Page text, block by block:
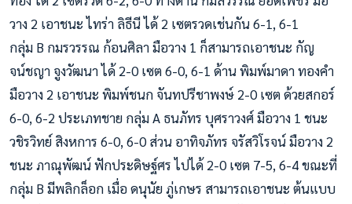
วาง 2 เอาชนะ ไทร่า ลิธีนี ได้ 2 เซตรวดเช่นกัน 6-1, 6-1
กลุ่ม B กมรวรรณ ก้อนศิลา มือวาง 1 ก็สามารถเอาชนะ กัญ
จน์ชญา จูงวัฒนา ได้ 2-0 เซต 6-0, 6-1 ด้าน พิมพ์มาดา ทองคำ
มือวาง 2 เอาชนะ พิมพ์ชนก จันทปรีชาพงษ์ 2-0 เซต ด้วยสกอร์
6-0, 6-2 ประเภทชาย กลุ่ม A ธนภัทร บุศราวงศ์ มือวาง 1 ชนะ
วชิรวิทย์ สิงหการ 6-0, 6-0 ส่วน อาทิจภัทร จรัสวิโรจน์ มือวาง 2
ชนะ ภาณุพัฒน์ ฟักประดิษฐ์ศร ไปได้ 2-0 เซต 7-5, 6-4 ขณะที่
กลุ่ม B มีพลิกล็อก เมื่อ ดนุนัย ภู่เกษร สามารถเอาชนะ ต้นแบบ